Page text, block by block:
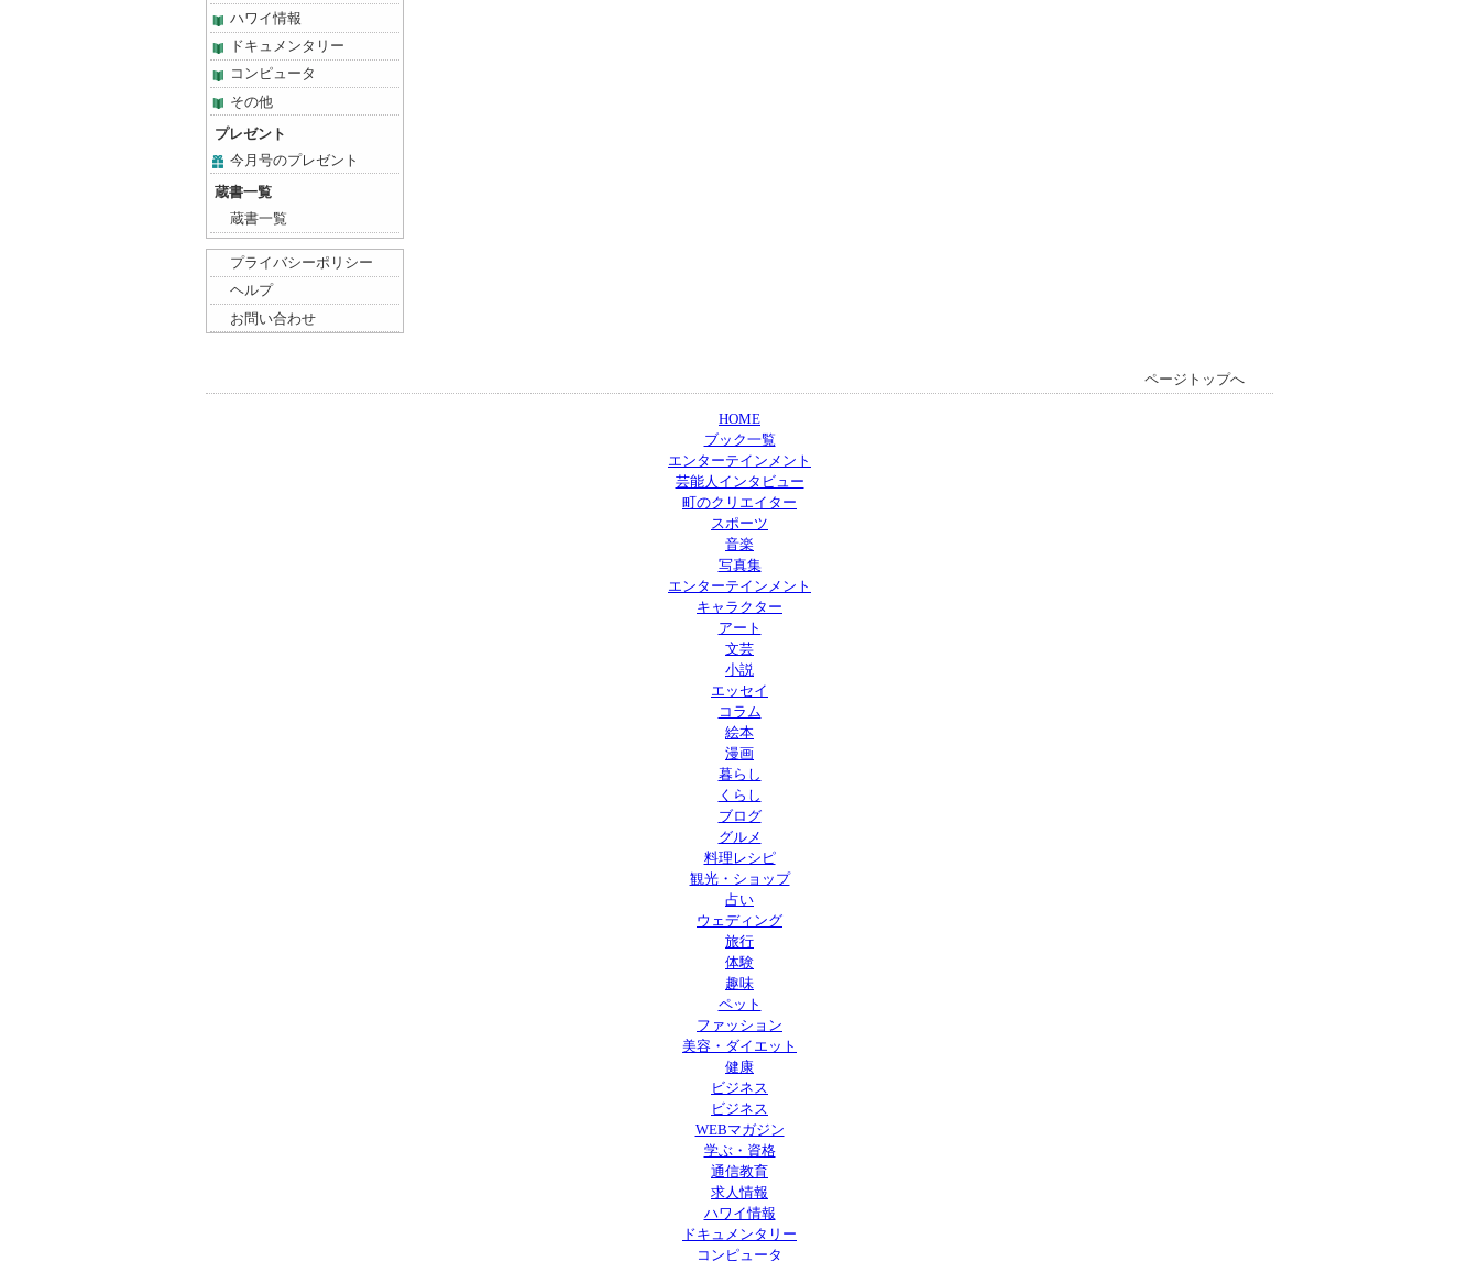
ハワイ情報
ドキュメンタリー
コンピュータ
その他
プレゼント
今月号のプレゼント
蔵書一覧
蔵書一覧
プライバシーポリシー
ヘルプ
お問い合わせ
ページトップへ
HOME
ブック一覧
エンターテインメント
芸能人インタビュー
町のクリエイター
スポーツ
音楽
写真集
エンターテインメント
キャラクター
アート
文芸
小説
エッセイ
コラム
絵本
漫画
暮らし
くらし
ブログ
グルメ
料理レシピ
観光・ショップ
占い
ウェディング
旅行
体験
趣味
ペット
ファッション
美容・ダイエット
健康
ビジネス
ビジネス
WEBマガジン
学ぶ・資格
通信教育
求人情報
ハワイ情報
ドキュメンタリー
コンピュータ